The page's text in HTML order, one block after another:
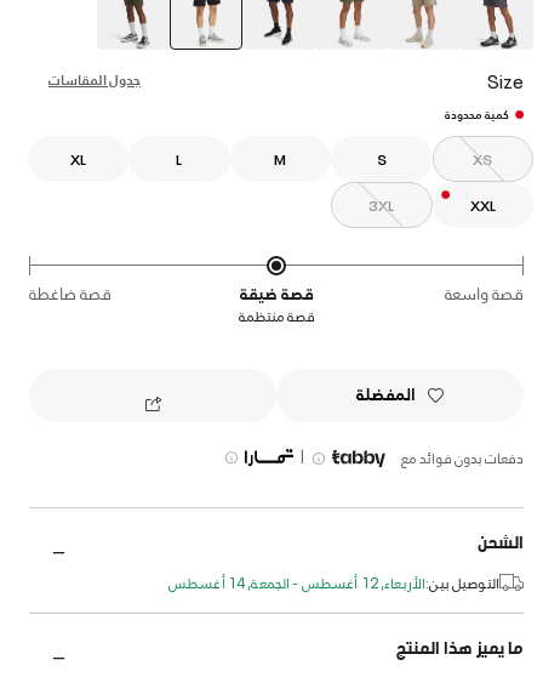
Size جدول المقاسات
كمية محدودة
XS
S
M
L
XL
XXL
3XL
قصة واسعة قصة ضيقة قصة ضاغطة
قصة منتظمة
المفضلة
دفعات بدون فوائد مع |
الشحن
التوصيل بين:الأربعاء, 12 أغسطس - الجمعة, 14 أغسطس
ما يميز هذا المنتج